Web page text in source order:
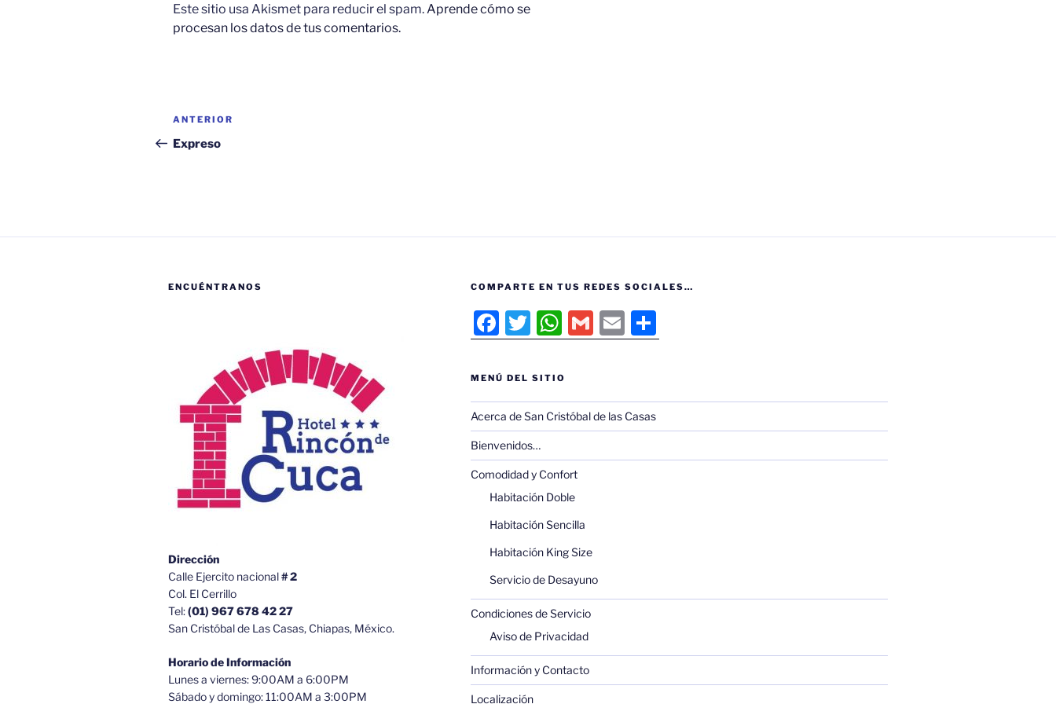
k
Este sitio usa Akismet para reducir el spam.Aprende cómo se
procesan los datos de tus comentarios.
Navegación
de
Entrada
anterior:
ANTERIOR
Expreso
ENCUÉNTRANOS
Dirección
Calle Ejercito nacional# 2
Col. El Cerrillo
Tel:(01) 967 678 42 27
San Cristóbal de Las Casas, Chiapas, México.
Horario de Información
Lunes a viernes: 9:00AM a 6:00PM
Sábado y domingo: 11:00AM a 3:00PM
COMPARTE EN TUS REDES SOCIALES…
F
a
c
e
b
o
o
k
T
w
itt
er
W
h
at
s
A
p
G
m
l
E
m
l
C
o
p
ar
MENÚ DEL SITIO
Acerca de San Cristóbal de las Casas
Bienvenidos…
Comodidad y Confort
Habitación Doble
Habitación Sencilla
Habitación King Size
Servicio de Desayuno
Condiciones de Servicio
Aviso de Privacidad
Información y Contacto
Localización